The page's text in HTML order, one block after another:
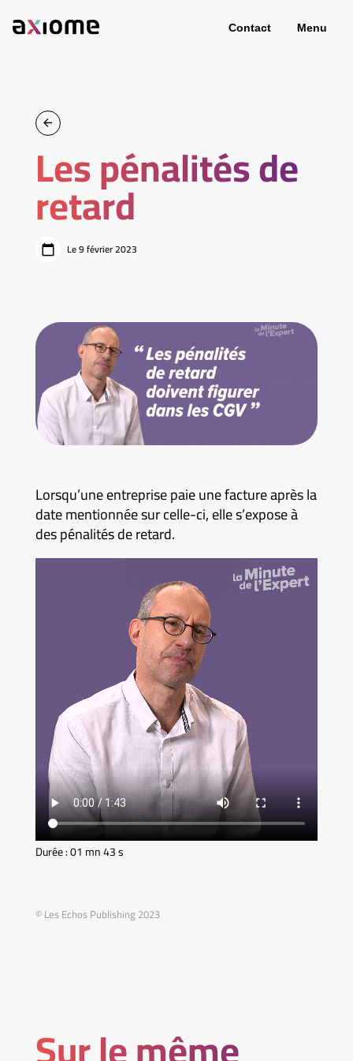
Contact Menu
Les pénalités de
retard
Le 9 février 2023
Lorsqu’une entreprise paie une facture après la
date mentionnée sur celle-ci, elle s’expose à
des pénalités de retard.
Durée : 01 mn 43 s
© Les Echos Publishing 2023